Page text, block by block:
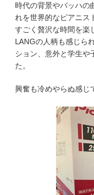
時代の背景やバッハの
れを世界的なピアニス
すごく贅沢な時間を楽
LANGの人柄も感じら
ション、意外と学生や
た。
興奮も冷めやらぬ感じ